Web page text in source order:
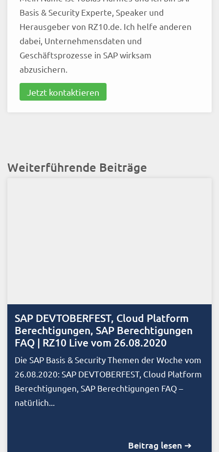
Basis & Security Experte, Speaker und
Herausgeber von RZ10.de. Ich helfe anderen
dabei, Unternehmensdaten und
Geschäftsprozesse in SAP wirksam
abzusichern.
Jetzt kontaktieren
Weiterführende Beiträge
SAP DEVTOBERFEST, Cloud Platform
Berechtigungen, SAP Berechtigungen
FAQ | RZ10 Live vom 26.08.2020
Die SAP Basis & Security Themen der Woche vom
26.08.2020: SAP DEVTOBERFEST, Cloud Platform
Berechtigungen, SAP Berechtigungen FAQ –
natürlich...
Beitrag lesen ➔